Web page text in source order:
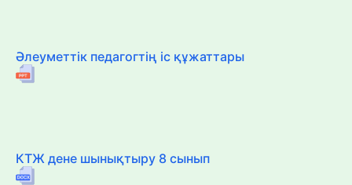
Әлеуметтік педагогтің іс құжаттары
КТЖ дене шынықтыру 8 сынып